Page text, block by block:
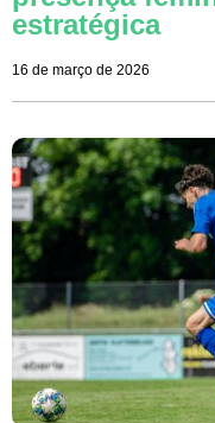
estratégica
16 de março de 2026